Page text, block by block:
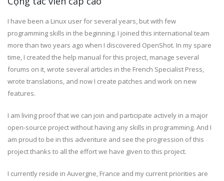
I have been a Linux user for several years, but with few
programming skills in the beginning. I joined this international team
more than two years ago when I discovered OpenShot. In my spare
time, I created the help manual for this project, manage several
forums on it, wrote several articles in the French Specialist Press,
wrote translations, and now I create patches and work on new
features.
I am living proof that we can join and participate actively in a major
open-source project without having any skills in programming. And I
am proud to be in this adventure and see the progression of this
project thanks to all the effort we have given to this project.
I currently reside in Auvergne, France and my current priorities are